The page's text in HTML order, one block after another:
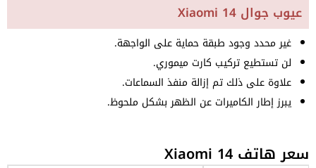
عيوب جوال Xiaomi 14
غير محدد وجود طبقة حماية على الواجهة.
لن تستطيع تركيب كارت ميموري.
علاوة على ذلك تم إزالة منفذ السماعات.
يبرز إطار الكاميرات عن الظهر بشكل ملحوظ.
سعر هاتف Xiaomi 14